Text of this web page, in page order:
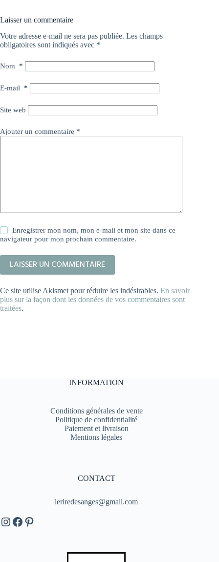
Laisser un commentaire
Votre adresse e-mail ne sera pas publiée. Les champs
obligatoires sont indiqués avec *
Nom *
E-mail *
Site web
Ajouter un commentaire *
Enregistrer mon nom, mon e-mail et mon site dans ce
navigateur pour mon prochain commentaire.
LAISSER UN COMMENTAIRE
Ce site utilise Akismet pour réduire les indésirables. En savoir
plus sur la façon dont les données de vos commentaires sont
traitées.
INFORMATION
Conditions générales de vente
Politique de confidentialité
Paiement et livraison
Mentions légales
CONTACT
leriredesanges@gmail.com
Instagram
Facebook
Pinterest